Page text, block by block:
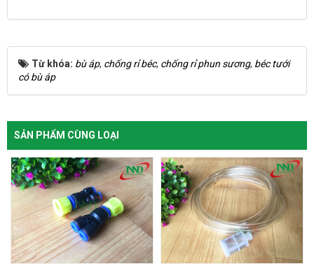
Từ khóa: bù áp, chống rỉ béc, chống rỉ phun sương, béc tưới
có bù áp
SẢN PHẨM CÙNG LOẠI